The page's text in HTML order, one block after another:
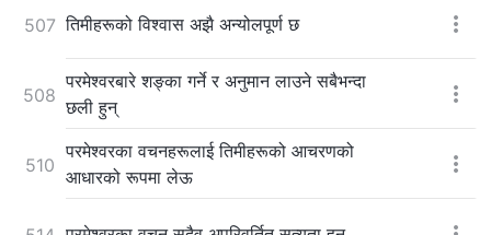
507 तिमीहरूको विश्‍वास अझै अन्योलपूर्ण छ
508
परमेश्‍वरबारे शङ्का गर्ने र अनुमान लाउने सबैभन्दा
छली हुन्
510
परमेश्‍वरका वचनहरूलाई तिमीहरूको आचरणको
आधारको रूपमा लेऊ